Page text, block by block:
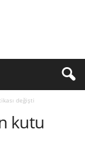
değişti
kutu